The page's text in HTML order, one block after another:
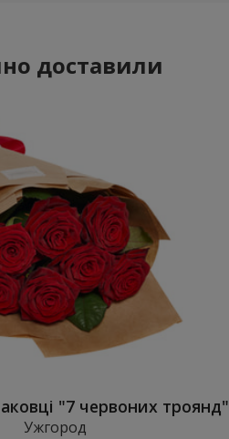
доставили
"7 червоних троянд"
Ужгород